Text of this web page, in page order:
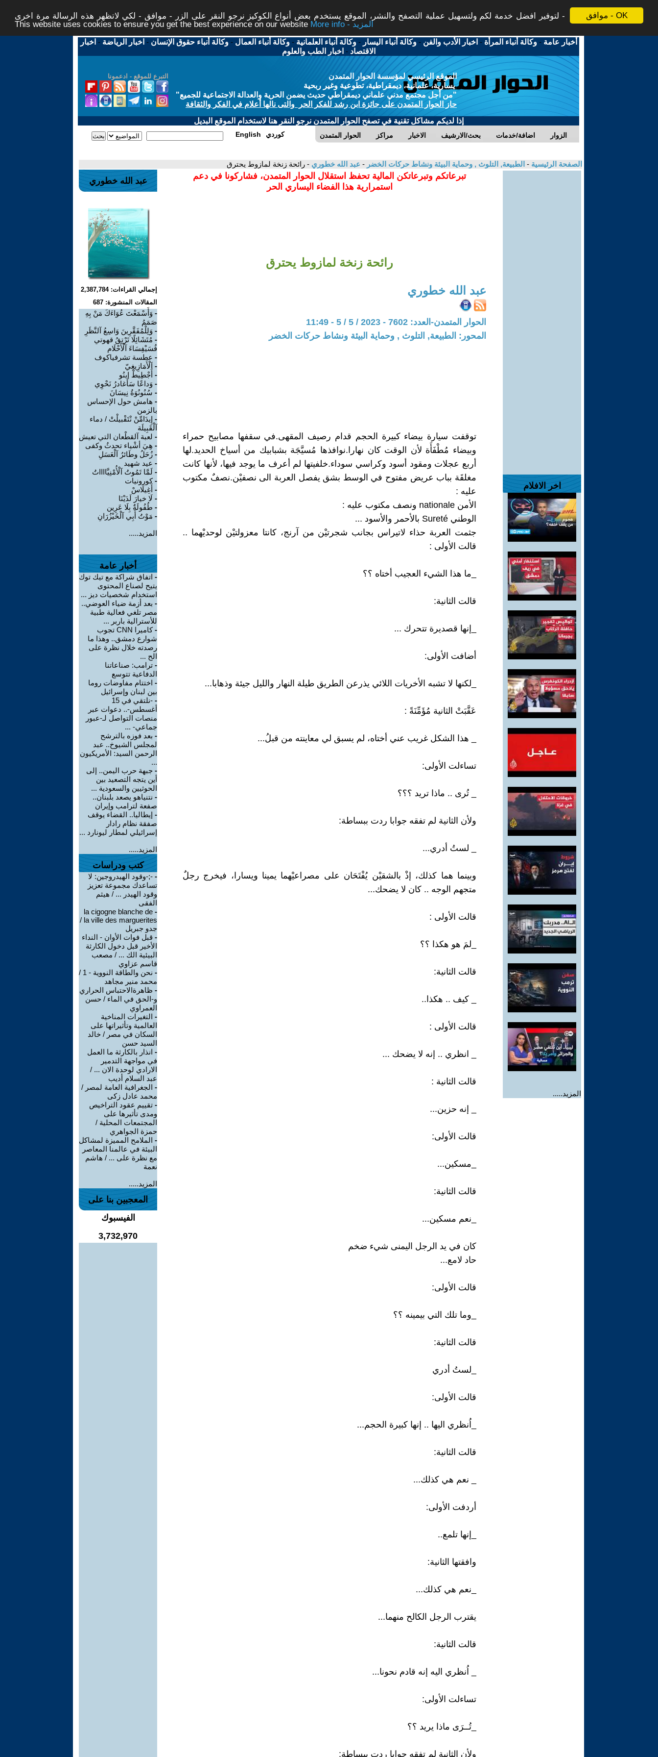
موافق - OK
لتوفير افضل خدمة لكم ولتسهيل عملية التصفح والنشر، الموقع يستخدم بعض أنواع الكوكيز نرجو النقر على الزر - موافق - لكي لاتظهر هذه الرسالة مرة اخرى -
This website uses cookies to ensure you get the best experience on our website
More info - المزيد
أخبار عامة -وكالة أنباء المرأة - اخبار الأدب والفن -وكالة أنباء اليسار -وكالة أنباء العلمانية -وكالة أنباء العمال -وكالة أنباء حقوق الإنسان - اخبار الرياضة - اخبار
الاقتصاد - اخبار الطب والعلوم
التبرع للموقع - ادعمونا
الموقع الرئيسي لمؤسسة الحوار المتمدن
يسارية، علمانية، ديمقراطية، تطوعية وغير ربحية
"من أجل مجتمع مدني علماني ديمقراطي حديث يضمن الحرية والعدالة الاجتماعية للجميع"
حاز الحوار المتمدن على جائزة ابن رشد للفكر الحر والتى نالها أعلام في الفكر والثقافة
إذا لديكم مشاكل تقنية في تصفح الحوار المتمدن نرجو النقر هنا لاستخدام الموقع البديل
الحوار المتمدن مراكز الاخبار بحث/الارشيف اضافة/خدمات الزوار English كوردي
الصفحة الرئيسية - الطبيعة, التلوث , وحماية البيئة ونشاط حركات الخضر - عبد الله خطوري - رائحة زنخة لمازوط يحترق
اخر الافلام
المزيد.....
تبرعاتكم وتبرعاتكن المالية تحفظ استقلال الحوار المتمدن، فشاركونا في دعم
استمرارية هذا الفضاء اليساري الحر
رائحة زنخة لمازوط يحترق
عبد الله خطوري
الحوار المتمدن-العدد: 7602 - 2023 / 5 / 5 - 11:49
المحور: الطبيعة, التلوث , وحماية البيئة ونشاط حركات الخضر
توقفت سيارة بيضاء كبيرة الحجم قدام رصيف المقهى.في سقفها مصابيح حمراء
وبيضاء مُطْفَأَة لأن الوقت كان نهارا.نوافذها مُسيَّجَة بشبابيك من أسياخ الحديد.لها
أربع عجلات ومقود أسود وكراسي سوداء.خلفيتها لم أعرف ما يوجد فيها، لأنها كانت
مغلقَة بباب عريض مفتوح في الوسط بشق يفصل العربة الى نصفيْن.نصفٌ مكتوب
عليه :
الأمن nationale ونصف مكتوب عليه :
الوطني Sureté بالأحمر والأسود ...
جثمت العربة حذاء لاتيراس بجانب شجرتيْن من آرنج، كانتا معزولتيْن لوحديْهما ..
قالت الأولى :
_ما هذا الشيء العجيب أختاه ؟؟
قالت الثانية:
_إنها قصديرة تتحرك ...
أضافت الأولى:
_لكنها لا تشبه الأخريات اللائي يذرعن الطريق طيلة النهار والليل جيئة وذهابا...
عَقَّبَتْ الثانية مُؤَمِّنَةً :
_ هذا الشكل غريب عني أختاه، لم يسبق لي معاينته من قبلُ...
تساءلت الأولى:
_ تُرى .. ماذا تريد ؟؟؟
ولأن الثانية لم تفقه جوابا ردت ببساطة:
_ لستُ أدري...
وبينما هما كذلك، إذْ بالشقيْن يُفْتَحَان على مصراعيْهما يمينا ويسارا، فيخرج رجلٌ
متجهم الوجه .. كان لا يضحك...
قالت الأولى :
_لمَ هو هكذا ؟؟
قالت الثانية:
_ كيف .. هكذا..
قالت الأولى :
_ انظري .. إنه لا يضحك ...
قالت الثانية :
_ إنه حزين...
قالت الأولى:
_مسكين...
قالت الثانية:
_نعم مسكين...
كان في يد الرجل اليمنى شيء ضخم
حاد لامع...
قالت الأولى:
_وما تلك التي بيمينه ؟؟
قالت الثانية:
_لستُ أدري
قالت الأولى:
_اُنظري اليها .. إنها كبيرة الحجم...
قالت الثانية:
_ نعم هي كذلك...
أردفت الأولى:
_إنها تلمع..
وافقتها الثانية:
_نعم هي كذلك...
يقترب الرجل الكالح منهما...
قالت الثانية:
_ اُنظري اليه إنه قادم نحونا...
تساءلت الأولى:
_تُــرَى ماذا يريد ؟؟
ولأن الثانية لم تفقه جوابا ردت ببساطة:
عبد الله خطوري
إجمالي القراءات: 2,387,784
المقالات المنشورة: 687
- وَأَسْمَعْتَ عُوَاءَكَ مَنْ بِهِ
صَمَمُ
- وَلِلْمُفَقَّرِينَ وَاسِعُ آلنَّظَرِ
- مُتَشَائِلًا تَرْتِقُ قهوتي
فُسَيْفِسَاءَ آلْأَحْلَام
- عطسة تشرفياكوف
- اَلْأَمَازِيغِيّ
- أَجْطِيطْ إينُو
- وَداعًا سَأغادرُ نَحْوِي
- سُنُونُوَةُ نِيسَانَ
- هامش حول الإحساس
بالزمن
- إِيدَامِّنْ نْتَقْبيلْتْ / دماء
آلْقَبِيلَة
- لعبة آلقطْعان التي تعيش
- هِيَ أشْياء تحدثُ وكفى
- زُحَلُ وطَائرُ آلْعَسَلِ
- عيد شهيد
- لَمَّا تَمُوتُ آلْأُمْنِيَّااااتُ
-كورونيات
- أَغِيلَاسْ
- لَا خيارَ لَدَيْنَا
- طُفُولَةٌ بِلَا عَرِين
- مَوْتُ أَبِي آلْخَيْزُرَانِ
المزيد.....
أخبار عامة
- اتفاق شراكة مع تيك توك
يتيح لصناع المحتوى
استخدام شخصيات ديز ...
- بعد أزمة ضياء العوضي..
مصر تلغي فعالية طبية
للأسترالية باربر ...
-
كاميرا CNN تجوب
شوارع دمشق.. وهذا ما
رصدته خلال نظرة على
الح ...
- ترامب: صناعاتنا
الدفاعية تتوسع
- اختتام مفاوضات روما
بين لبنان وإسرائيل
-
-نلتقي في 15
أغسطس-.. دعوات عبر
منصات التواصل لـ-عبور
جماعي- ...
- بعد فوزه بالترشح
لمجلس الشيوخ.. عبد
الرحمن السيد: الأمريكيون
...
- جبهة حرب اليمن.. إلى
أين يتجه التصعيد بين
الحوثيين والسعودية ...
- نتنياهو يصعد بلبنان..
صفعة لترامب وإيران
- إيطاليا.. القضاء يوقف
صفقة نظام رادار
إسرائيلي لمطار ليونارد ...
المزيد.....
كتب ودراسات
- ‫-;-وقود الهيدروجين: لا
تساعدك مجموعة تعزيز
وقود الهيدر ... / هيثم
الفقى
-
la cigogne blanche de
la ville des marguerites /
جدو جبريل
- قبل فوات الأوان - النداء
الأخير قبل دخول الكارثة
البيئية الك ... / مصعب
قاسم عزاوي
-
نحن والطاقة النووية - 1 /
محمد منير مجاهد
- ظاهرةالاحتباس الحراري
و-الحق في الماء / حسن
العمراوي
- التغيرات المناخية
العالمية وتأثيراتها على
السكان في مصر / خالد
السيد حسن
- انذار بالكارثة ما العمل
في مواجهة التدمير
الارادي لوحدة الان ... /
عبد السلام أديب
- الجغرافية العامة لمصر /
محمد عادل زكى
- تقييم عقود التراخيص
ومدى تأثيرها على
المجتمعات المحلية /
حمزة الجواهري
- الملامح المميزة لمشاكل
البيئة في عالمنا المعاصر
مع نظرة على ... / هاشم
نعمة
المزيد.....
المعجبين بنا على
الفيسبوك
3,732,970